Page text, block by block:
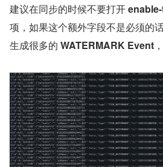
建议在同步的时候不要打开
项，如果这个额外字段不是必须的
生成很多的 WATERMARK Event